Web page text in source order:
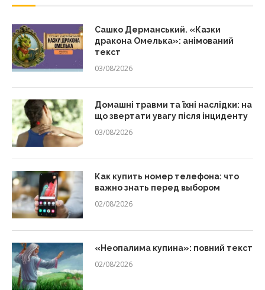
Сашко Дерманський. «Казки
дракона Омелька»: анімований
текст
03/08/2026
Домашні травми та їхні наслідки: на
що звертати увагу після інциденту
03/08/2026
Как купить номер телефона: что
важно знать перед выбором
02/08/2026
«Неопалима купина»: повний текст
02/08/2026